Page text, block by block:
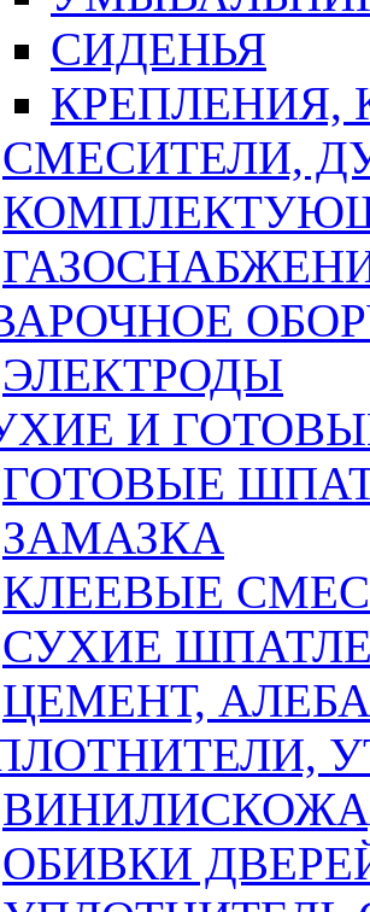
СИДЕНЬЯ
СМЕСИТЕЛИ,
ЭЛЕКТРОДЫ
И
ГОТОВЫЕ
ЗАМАЗКА
КЛЕЕВЫЕ
СУХИЕ
ЦЕМЕНТ,
ОБИВКИ